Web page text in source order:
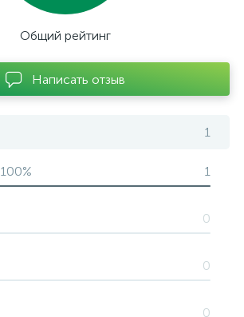
Общий рейтинг
Написать отзыв
1
100% 1
0
0
0